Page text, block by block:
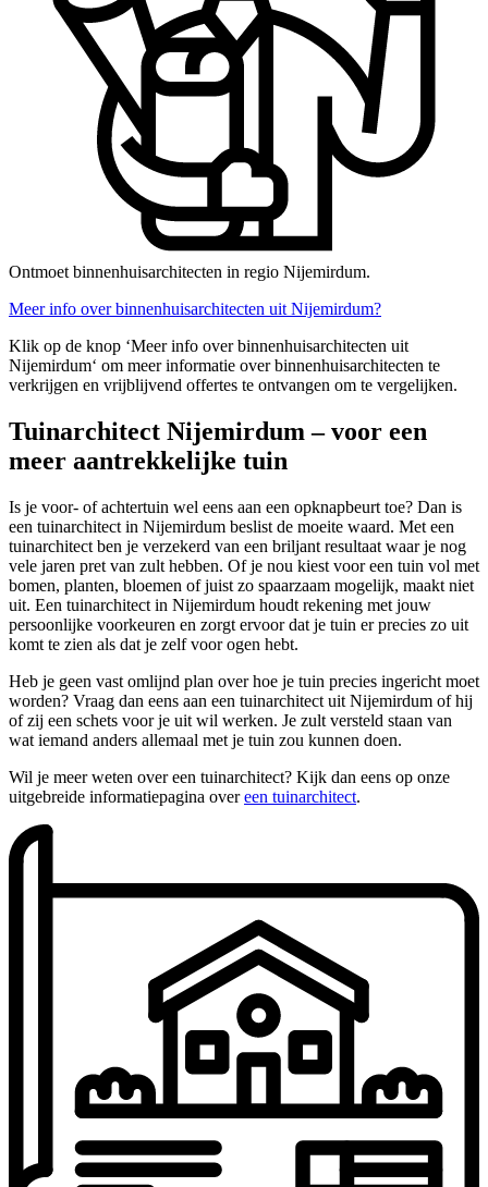
Ontmoet binnenhuisarchitecten in regio Nijemirdum.
Meer info over binnenhuisarchitecten uit Nijemirdum?
Klik op de knop ‘Meer info over binnenhuisarchitecten uit
Nijemirdum‘ om meer informatie over binnenhuisarchitecten te
verkrijgen en vrijblijvend offertes te ontvangen om te vergelijken.
Tuinarchitect Nijemirdum – voor een
meer aantrekkelijke tuin
Is je voor- of achtertuin wel eens aan een opknapbeurt toe? Dan is
een tuinarchitect in Nijemirdum beslist de moeite waard. Met een
tuinarchitect ben je verzekerd van een briljant resultaat waar je nog
vele jaren pret van zult hebben. Of je nou kiest voor een tuin vol met
bomen, planten, bloemen of juist zo spaarzaam mogelijk, maakt niet
uit. Een tuinarchitect in Nijemirdum houdt rekening met jouw
persoonlijke voorkeuren en zorgt ervoor dat je tuin er precies zo uit
komt te zien als dat je zelf voor ogen hebt.
Heb je geen vast omlijnd plan over hoe je tuin precies ingericht moet
worden? Vraag dan eens aan een tuinarchitect uit Nijemirdum of hij
of zij een schets voor je uit wil werken. Je zult versteld staan van
wat iemand anders allemaal met je tuin zou kunnen doen.
Wil je meer weten over een tuinarchitect? Kijk dan eens op onze
uitgebreide informatiepagina overeen tuinarchitect.